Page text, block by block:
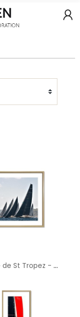
Au large de St Tropez - Collection GF Cohen